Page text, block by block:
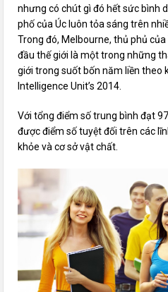
nhưng có chút gì đó hết sức bình
phố của Úc luôn tỏa sáng trên
Trong đó, Melbourne, thủ phủ
đầu thế giới là một trong những
giới trong suốt bốn năm liền theo
Intelligence Unit’s 2014.
Với tổng điểm số trung bình đạt
được điểm số tuyệt đối trên các
khỏe và cơ sở vật chất.